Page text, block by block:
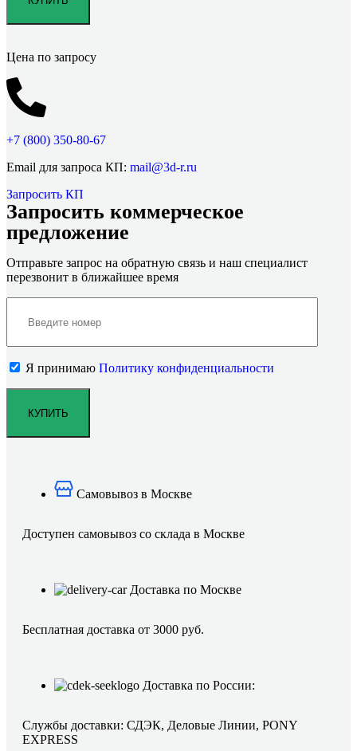
Цена по запросу
+7 (800) 350-80-67
Email для запроса КП: mail@3d-r.ru
Запросить КП
Запросить коммерческое
предложение
Отправьте запрос на обратную связь и наш специалист
перезвонит в ближайшее время
Я принимаю Политику конфиденциальности
Самовывоз в Москве
Доступен самовывоз со склада в Москве
Доставка по Москве
Бесплатная доставка от 3000 руб.
Доставка по России:
Службы доставки: СДЭК, Деловые Линии, PONY
EXPRESS